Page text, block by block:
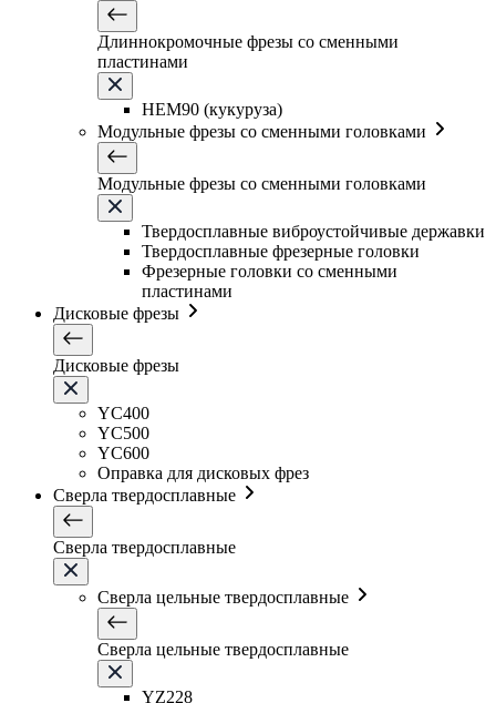
Длиннокромочные фрезы со сменными
пластинами
HEM90 (кукуруза)
Модульные фрезы со сменными головками
Модульные фрезы со сменными головками
Твердосплавные виброустойчивые державки
Твердосплавные фрезерные головки
Фрезерные головки со сменными
пластинами
Дисковые фрезы
Дисковые фрезы
YC400
YC500
YC600
Оправка для дисковых фрез
Сверла твердосплавные
Сверла твердосплавные
Сверла цельные твердосплавные
Сверла цельные твердосплавные
YZ228